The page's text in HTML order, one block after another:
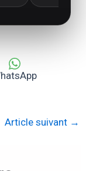
Article suivant →